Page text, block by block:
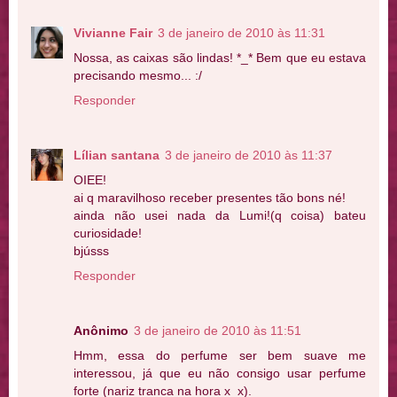
Vivianne Fair 3 de janeiro de 2010 às 11:31
Nossa, as caixas são lindas! *_* Bem que eu estava
precisando mesmo... :/
Responder
Lílian santana 3 de janeiro de 2010 às 11:37
OIEE!
ai q maravilhoso receber presentes tão bons né!
ainda não usei nada da Lumi!(q coisa) bateu
curiosidade!
bjússs
Responder
Anônimo 3 de janeiro de 2010 às 11:51
Hmm, essa do perfume ser bem suave me
interessou, já que eu não consigo usar perfume
forte (nariz tranca na hora x_x).